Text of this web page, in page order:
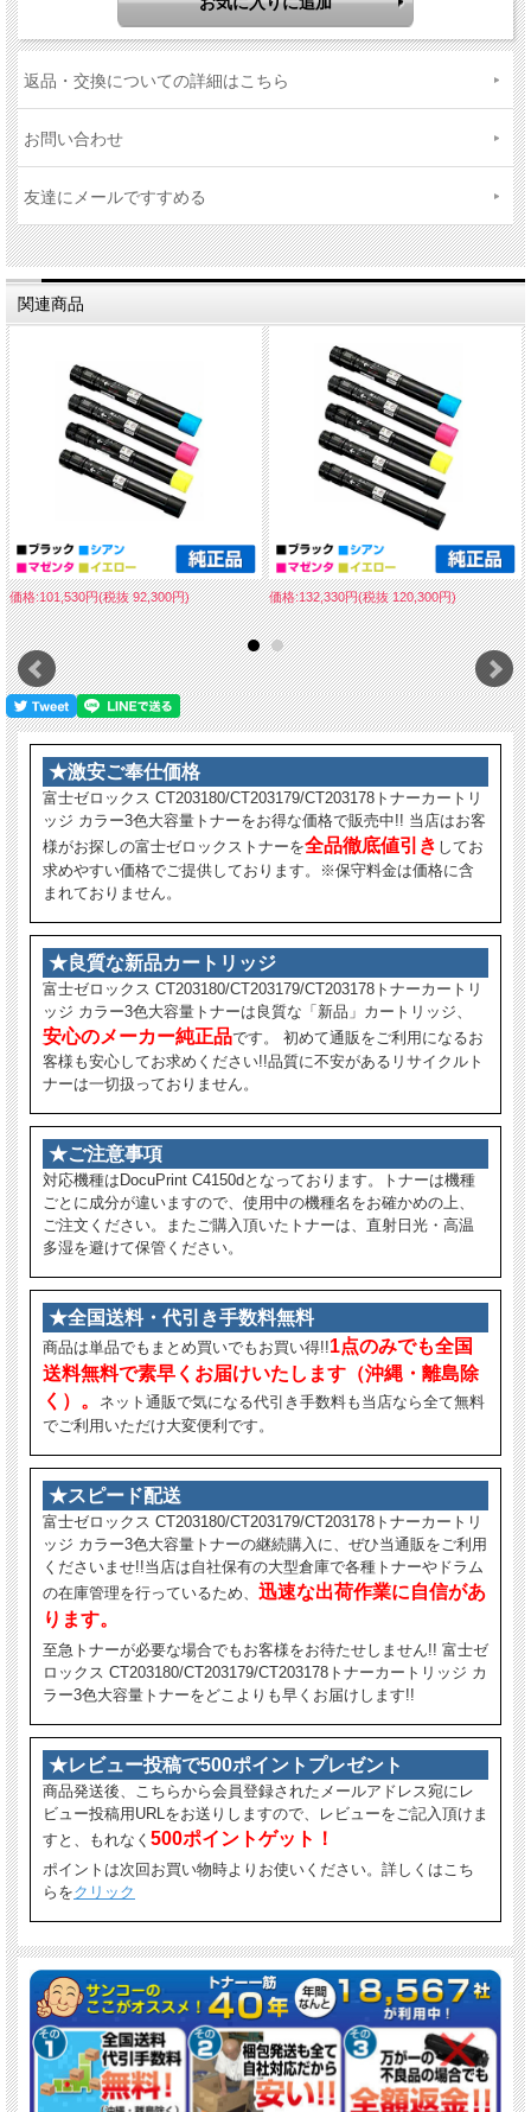
返品・交換についての詳細はこちら
お問い合わせ
友達にメールですすめる
関連商品
価格:101,530円(税抜 92,300円) 価格:132,330円(税抜 120,300円)
★激安ご奉仕価格
富士ゼロックス CT203180/CT203179/CT203178トナーカートリ
ッジ カラー3色大容量トナーをお得な価格で販売中!! 当店はお客
様がお探しの富士ゼロックストナーを全品徹底値引き してお
求めやすい価格でご提供しております。※保守料金は価格に含
まれておりません。
★良質な新品カートリッジ
富士ゼロックス CT203180/CT203179/CT203178トナーカートリ
ッジ カラー3色大容量トナーは良質な「新品」カートリッジ、
安心のメーカー純正品です。 初めて通販をご利用になるお
客様も安心してお求めください!!品質に不安があるリサイクルト
ナーは一切扱っておりません。
★ご注意事項
対応機種はDocuPrint C4150dとなっております。トナーは機種
ごとに成分が違いますので、使用中の機種名をお確かめの上、
ご注文ください。またご購入頂いたトナーは、直射日光・高温
多湿を避けて保管ください。
★全国送料・代引き手数料無料
商品は単品でもまとめ買いでもお買い得!!1点のみでも全国
送料無料で素早くお届けいたします（沖縄・離島除
く）。
ネット通販で気になる代引き手数料も当店なら全て無料
でご利用いただけ大変便利です。
★スピード配送
富士ゼロックス CT203180/CT203179/CT203178トナーカートリ
ッジ カラー3色大容量トナーの継続購入に、ぜひ当通販をご利用
くださいませ!!当店は自社保有の大型倉庫で各種トナーやドラム
の在庫管理を行っているため、 迅速な出荷作業に自信があ
ります。
至急トナーが必要な場合でもお客様をお待たせしません!! 富士ゼ
ロックス CT203180/CT203179/CT203178トナーカートリッジ カ
ラー3色大容量トナーをどこよりも早くお届けします!!
★レビュー投稿で500ポイントプレゼント
商品発送後、こちらから会員登録されたメールアドレス宛にレ
ビュー投稿用URLをお送りしますので、レビューをご記入頂けま
すと、もれなく 500ポイントゲット！
ポイントは次回お買い物時よりお使いください。詳しくはこち
らをクリック